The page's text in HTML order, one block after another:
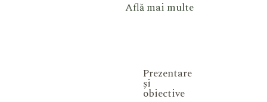
Află mai multe
Prezentare
și
obiective